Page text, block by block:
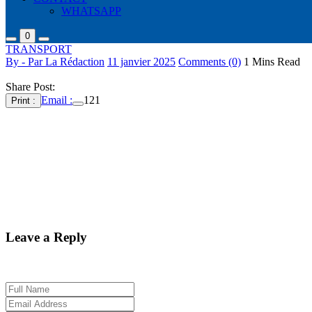
WHATSAPP
0
TRANSPORT
By - Par La Rédaction 11 janvier 2025 Comments (0) 1 Mins Read
Share Post:
Print : Email : 121
Leave a Reply